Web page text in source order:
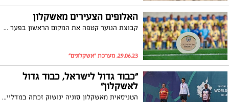
האלופים הצעירים מאשקלון
קבוצת הנוער קטפה את המקום הראשון בפער של 12 נקודות מהמקום השני קבוצת מכבי הרצליה והוכתרה לאלופה הארצית של ליגת מחוז דן; הקבוצה זכתה גם במקום השלישי בשלב הבתים בטורניר 'אלוף האלופים'
29.06.23, מערכת "אשקלונים"
"כבוד גדול לישראל, כבוד גדול
לאשקלון"
הטניסאית מאשקלון סוניה ינושוק זכתה במדליית זהב במשחקי הספיישל אולימפיקס; ינושוק זכתה גם במדליית הכסף בטורניר זוגות ה-"יוניפייד", המשלב טניסאיות וטניסאים עם ובלי צרכים מיוחדים. ראש עיריית אשקלון, תומר גלאם: "היא ההוכחה לכך שאין דבר העומד בפני הרצון"